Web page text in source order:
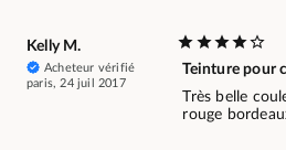
Kelly M.
Acheteur vérifié
paris, 24 juil 2017
Teinture pour
Très belle
rouge